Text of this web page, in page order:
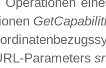
Parameters